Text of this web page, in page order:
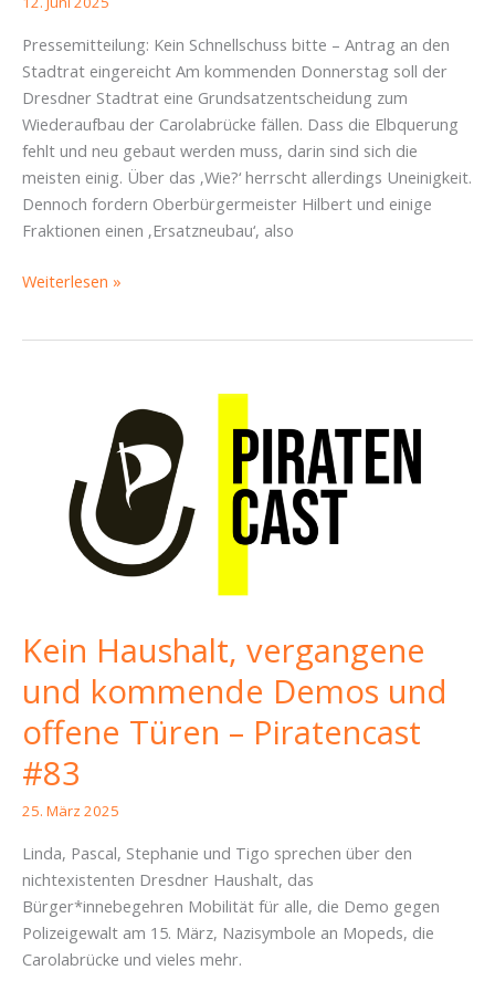
Pressemitteilung: Kein Schnellschuss bitte – Antrag an den
Stadtrat eingereicht Am kommenden Donnerstag soll der
Dresdner Stadtrat eine Grundsatzentscheidung zum
Wiederaufbau der Carolabrücke fällen. Dass die Elbquerung
fehlt und neu gebaut werden muss, darin sind sich die
meisten einig. Über das ‚Wie?‘ herrscht allerdings Uneinigkeit.
Dennoch fordern Oberbürgermeister Hilbert und einige
Fraktionen einen ‚Ersatzneubau‘, also
Echte
Weiterlesen »
Kein Haushalt, vergangene
und kommende Demos und
offene Türen – Piratencast
#83
25. März 2025
Linda, Pascal, Stephanie und Tigo sprechen über den
nichtexistenten Dresdner Haushalt, das
Bürger*innebegehren Mobilität für alle, die Demo gegen
Polizeigewalt am 15. März, Nazisymbole an Mopeds, die
Carolabrücke und vieles mehr.